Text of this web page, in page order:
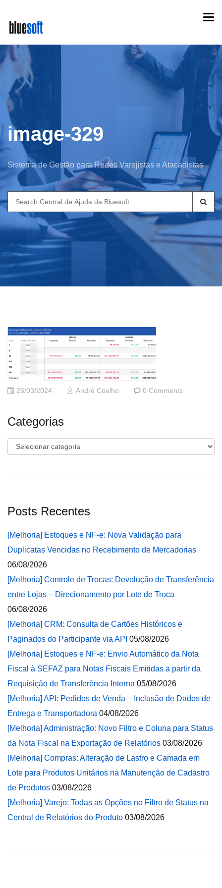
main
content
image-329
Sistema de Gestão para Redes Varejistas e Atacadistas
Search
for:
26/03/2024 André Coelho 0 Comments
Categorias
Categorias
Posts Recentes
[Melhoria] Estoques e NF-e: Nova Validação para
Duplicatas Vencidas no Recebimento de Mercadorias
06/08/2026
[Melhoria] Controle de Trocas: Devolução de Transferência
entre Lojas – Direcionamento por Lote de Troca
06/08/2026
[Melhoria] CRM: Consulta de Cartões Históricos e
Paginados do Participante via API 05/08/2026
[Melhoria] Estoques e NF-e: Envio Automático da Nota
Fiscal à SEFAZ para Notas Fiscais Emitidas a partir da
Requisição de Transferência Interna 05/08/2026
[Melhoria] API: Pedidos de Venda – Inclusão de Dados de
Entrega e Transportadora 04/08/2026
[Melhoria] Administração: Novo Filtro e Coluna para Status
da Nota Fiscal na Exportação de Relatórios 03/08/2026
[Melhoria] Compras: Alteração de Lastro e Camada em
Lote para Produtos Unitários na Manutenção de Cadastro
de Produtos 03/08/2026
[Melhoria] Varejo: Todas as Opções no Filtro de Status na
Central de Relatórios do Produto 03/08/2026